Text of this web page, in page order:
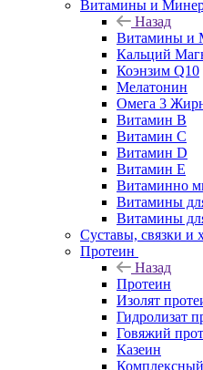
Витамины и
Назад
Витамины и
Кальций
Коэнзим Q10
Мелатонин
Омега 3
Витамин B
Витамин C
Витамин D
Витамин E
Витаминно
Витамины
Витамины
Суставы, связки и
Протеин
Назад
Протеин
Изолят
Гидролизат
Говяжий
Казеин